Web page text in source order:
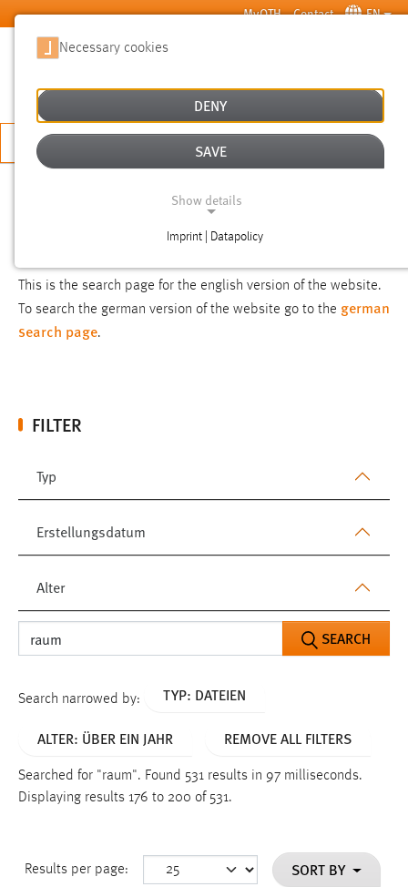
Skip to main content MyOTH Contact EN
APPLY NOW
This is the search page for the english version of the website.
To search the german version of the website go to the german
search page.
FILTER
Typ
Erstellungsdatum
Alter
SEARCH
Search narrowed by: TYP: DATEIEN
ALTER: ÜBER EIN JAHR REMOVE ALL FILTERS
Searched for "raum". Found 531 results in 97 milliseconds.
Displaying results 176 to 200 of 531.
Results per page: SORT BY
Necessary cookies
DENY
SAVE
Show details
Imprint | Datapolicy